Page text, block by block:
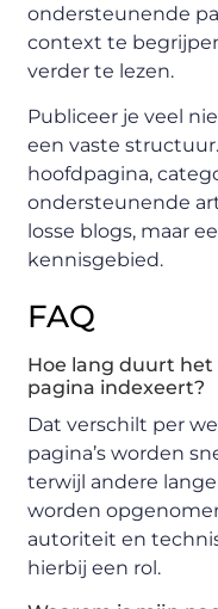
ondersteunende
context te
verder te lezen.
Publiceer je veel
een vaste
hoofdpagina,
ondersteunende
losse blogs, maar
kennisgebied.
FAQ
Hoe lang duurt het
pagina indexeert?
Dat verschilt per
pagina’s worden
terwijl andere
worden
autoriteit en
hierbij een rol.